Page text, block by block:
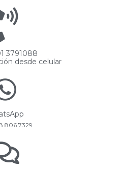
3791088
desde celular
806 7329